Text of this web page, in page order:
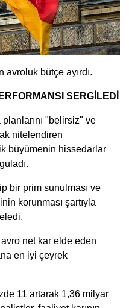
bütçe ayırdı.
SERGİLEDİ
"belirsiz" ve
nitelendiren
büyümenin hissedarlar
bir prim sunulması ve
korunması şartıyla
net kar elde eden
en iyi çeyrek
11 artarak 1,36 milyar